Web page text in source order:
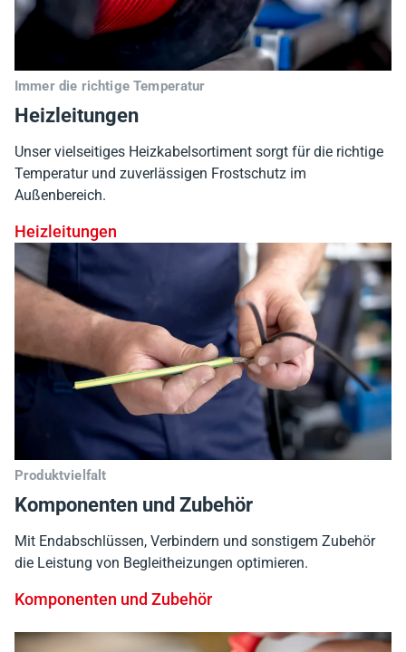
Immer die richtige Temperatur
Heizleitungen
Unser vielseitiges Heizkabelsortiment sorgt für die richtige
Temperatur und zuverlässigen Frostschutz im
Außenbereich.
Heizleitungen
Produktvielfalt
Komponenten und Zubehör
Mit Endabschlüssen, Verbindern und sonstigem Zubehör
die Leistung von Begleitheizungen optimieren.
Komponenten und Zubehör